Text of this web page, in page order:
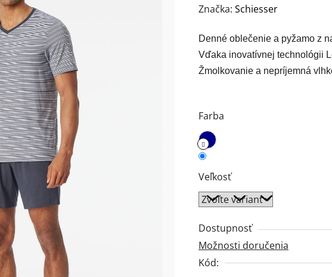
hodnotenie
je
0,0
z
Značka: Schiesser
Denné oblečenie a pyžamo z
Vďaka inovatívnej technológii
Farba
Veľkosť
Dostupnosť
Možnosti doručenia
Kód: